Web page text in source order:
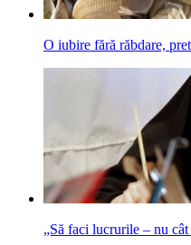
O iubire fără răbdare,
„Să faci lucrurile – nu